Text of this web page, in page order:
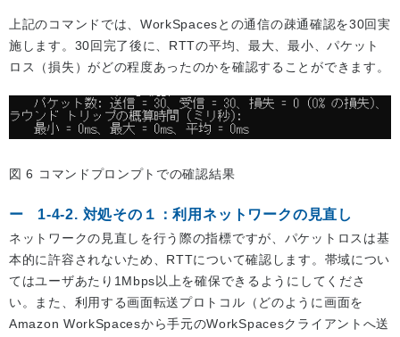
上記のコマンドでは、WorkSpacesとの通信の疎通確認を30回実
施します。30回完了後に、RTTの平均、最大、最小、パケット
ロス（損失）がどの程度あったのかを確認することができます。
図 6 コマンドプロンプトでの確認結果
1-4-2. 対処その１：利用ネットワークの見直し
ネットワークの見直しを行う際の指標ですが、パケットロスは基
本的に許容されないため、RTTについて確認します。帯域につい
てはユーザあたり1Mbps以上を確保できるようにしてくださ
い。また、利用する画面転送プロトコル（どのように画面を
Amazon WorkSpacesから手元のWorkSpacesクライアントへ送